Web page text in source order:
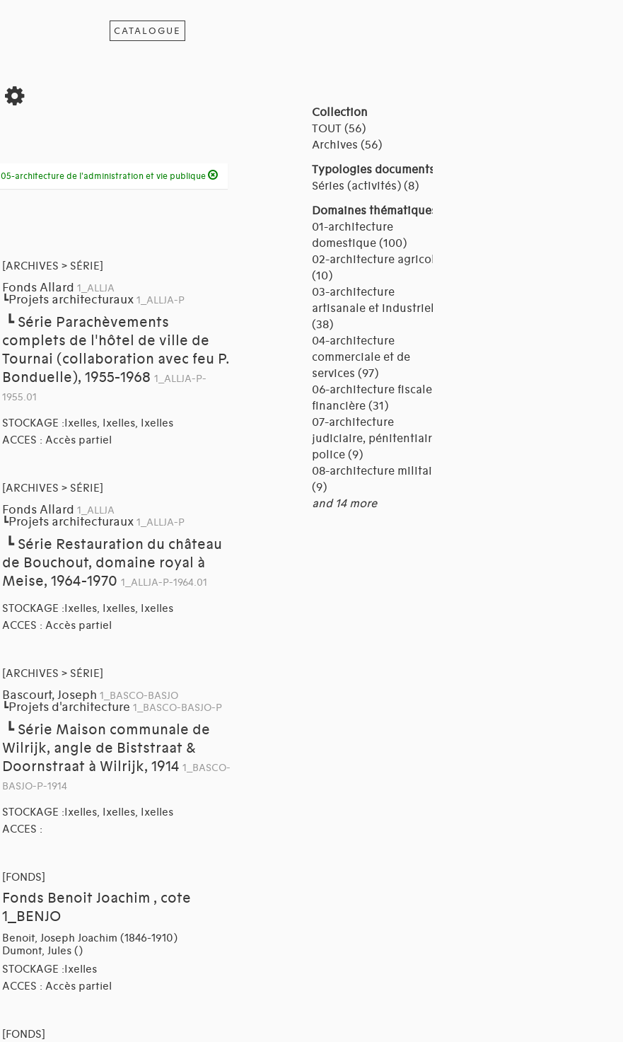
CATALOGUE
05-architecture de l'administration et vie publique
[ARCHIVES > SÉRIE]
Fonds Allard 1_ALLJA
┗Projets architecturaux 1_ALLJA-P
┗ Série Parachèvements
complets de l'hôtel de ville de
Tournai (collaboration avec feu P.
Bonduelle), 1955-1968 1_ALLJA-P-
1955.01
STOCKAGE :Ixelles, Ixelles, Ixelles
ACCES : Accès partiel
[ARCHIVES > SÉRIE]
Fonds Allard 1_ALLJA
┗Projets architecturaux 1_ALLJA-P
┗ Série Restauration du château
de Bouchout, domaine royal à
Meise, 1964-1970 1_ALLJA-P-1964.01
STOCKAGE :Ixelles, Ixelles, Ixelles
ACCES : Accès partiel
[ARCHIVES > SÉRIE]
Bascourt, Joseph 1_BASCO-BASJO
┗Projets d'architecture 1_BASCO-BASJO-P
┗ Série Maison communale de
Wilrijk, angle de Biststraat &
Doornstraat à Wilrijk, 1914 1_BASCO-
BASJO-P-1914
STOCKAGE :Ixelles, Ixelles, Ixelles
ACCES :
[FONDS]
Fonds Benoit Joachim , cote
1_BENJO
Benoit, Joseph Joachim (1846-1910)
Dumont, Jules ()
STOCKAGE :Ixelles
ACCES : Accès partiel
[FONDS]
Collection
TOUT (56)
Archives (56)
Typologies documents
Séries (activités) (8)
Domaines thématiques
01-architecture
domestique (100)
02-architecture agricole
(10)
03-architecture
artisanale et industrielle
(38)
04-architecture
commerciale et de
services (97)
06-architecture fiscale et
financière (31)
07-architecture
judiciaire, pénitentiaire,
police (9)
08-architecture militaire
(9)
and 14 more